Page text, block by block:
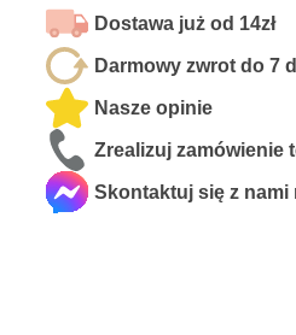
Dostawa już od 14zł
Darmowy zwrot do 7
Nasze opinie
Zrealizuj zamówienie
Skontaktuj się z nami